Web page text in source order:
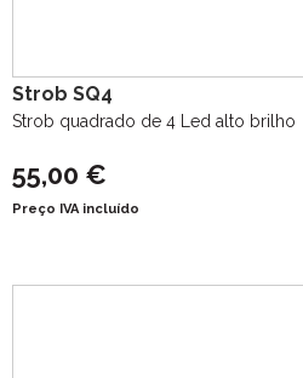
Strob SQ4
Strob quadrado de 4 Led alto brilho
55,00 €
Preço IVA incluído